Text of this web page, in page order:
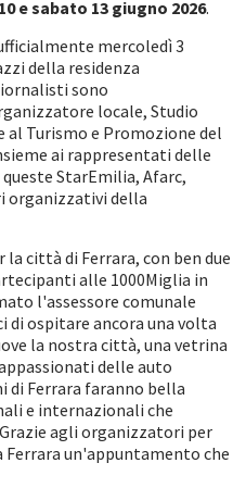
e sabato 13 giugno 2026.
mercoledì 3
della residenza
sono
locale, Studio
Turismo e Promozione del
ai rappresentati delle
StarEmilia, Afarc,
organizzativi della
città di Ferrara, con ben due
alle 1000Miglia in
l'assessore comunale
di ospitare ancora una volta
la nostra città, una vetrina
delle auto
di Ferrara faranno bella
e internazionali che
agli organizzatori per
un'appuntamento che